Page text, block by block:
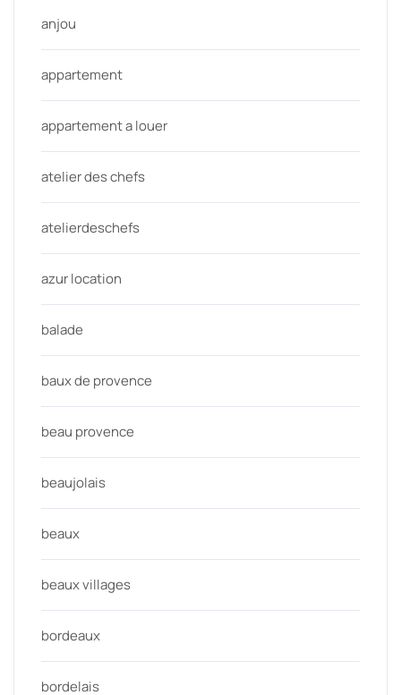
anjou
appartement
appartement a louer
atelier des chefs
atelierdeschefs
azur location
balade
baux de provence
beau provence
beaujolais
beaux
beaux villages
bordeaux
bordelais